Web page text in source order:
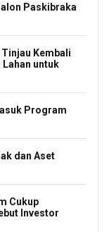
Paskibraka
Kembali
untuk
Program
dan Aset
Cukup
Investor